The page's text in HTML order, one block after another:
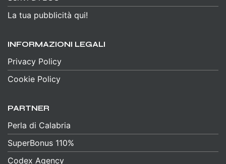
La tua pubblicità qui!
INFORMAZIONI LEGALI
Privacy Policy
Cookie Policy
PARTNER
Perla di Calabria
SuperBonus 110%
Codex Agency